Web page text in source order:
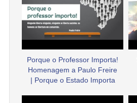
Porque o Professor Importa!
Homenagem a Paulo Freire
| Porque o Estado Importa